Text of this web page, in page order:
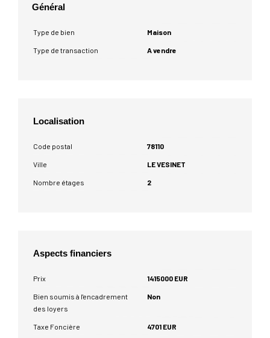
Général
Type de bien Maison
Type de transaction A vendre
Localisation
Code postal 78110
Ville LE VESINET
Nombre étages 2
Aspects financiers
Prix 1415000 EUR
Bien soumis à l'encadrement
des loyers
Non
Taxe Foncière 4701 EUR